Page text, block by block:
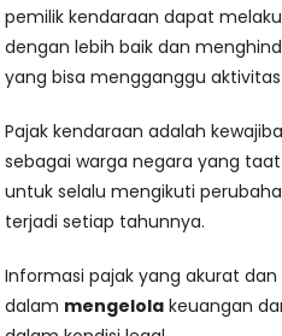
pemilik kendaraan dapat
dengan lebih baik dan
yang bisa mengganggu
Pajak kendaraan adalah
sebagai warga negara yang
untuk selalu mengikuti
terjadi setiap tahunnya.
Informasi pajak yang akurat
dalam mengelola keuangan